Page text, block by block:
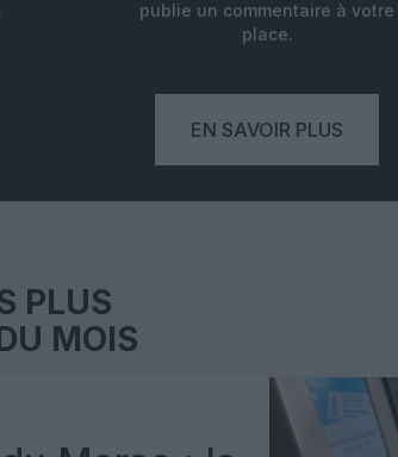
publie un commentaire à votre
place.
EN SAVOIR PLUS
PLUS
MOIS